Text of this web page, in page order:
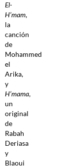
El-
H’mam,
la
canción
de
Mohammed
el
Arika,
y
H’mama,
un
original
de
Rabah
Deriasa
y
Blaoui